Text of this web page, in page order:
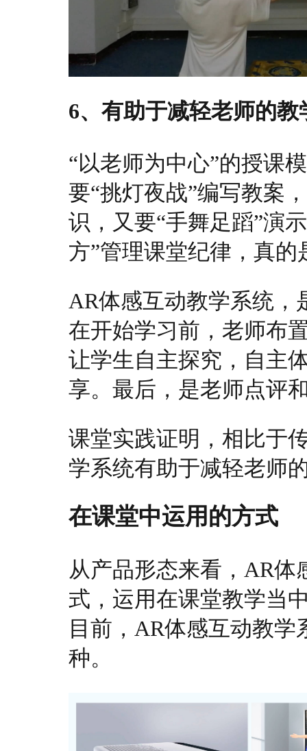
6、有助于减轻老师的教
“以老师为中心”的授课
要“挑灯夜战”编写教案
识，又要“手舞足蹈”演
方”管理课堂纪律，真的
AR体感互动教学系统，
在开始学习前，老师布
让学生自主探究，自主
享。最后，是老师点评
课堂实践证明，相比于
学系统有助于减轻老师
在课堂中运用的方式
从产品形态来看，AR
式，运用在课堂教学当
目前，AR体感互动教
种。